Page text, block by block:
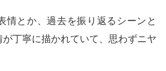
情とか、過去を振り返るシーンと
丁寧に描かれていて、思わずニヤ